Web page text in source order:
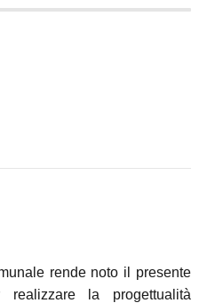
rende noto il presente
la progettualità